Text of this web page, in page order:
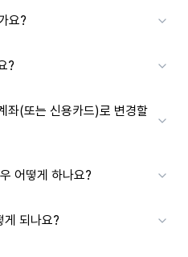
요?
?
좌(또는 신용카드)로 변경할
어떻게 하나요?
게 되나요?